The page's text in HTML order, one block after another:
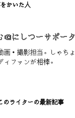
かいた人
＠にしつーサポー
画・撮影担当。しゃち
ィファンが相棒。
のライターの最新記事